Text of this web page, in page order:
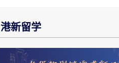
港新留学